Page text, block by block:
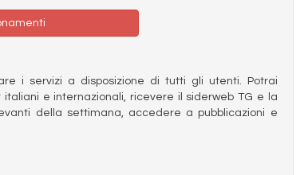
i servizi a disposizione di tutti gli utenti. Potrai
e internazionali, ricevere il siderweb TG e la
della settimana, accedere a pubblicazioni e